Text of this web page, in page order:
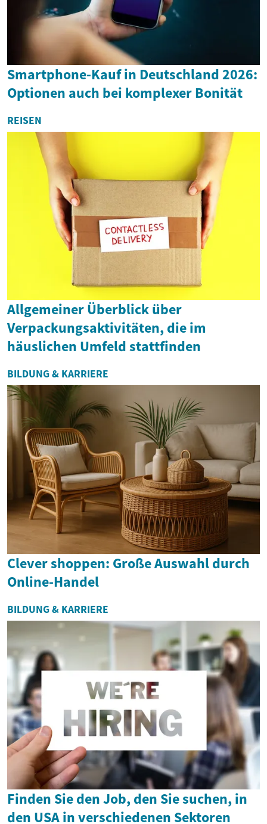
Smartphone-Kauf in Deutschland 2026:
Optionen auch bei komplexer Bonität
REISEN
Allgemeiner Überblick über
Verpackungsaktivitäten, die im
häuslichen Umfeld stattfinden
BILDUNG & KARRIERE
Clever shoppen: Große Auswahl durch
Online-Handel
BILDUNG & KARRIERE
Finden Sie den Job, den Sie suchen, in
den USA in verschiedenen Sektoren